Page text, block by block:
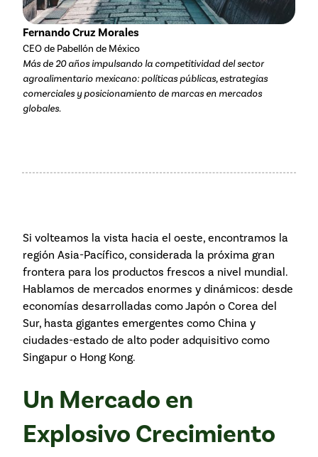
Fernando Cruz Morales
CEO de Pabellón de México
Más de 20 años impulsando la competitividad del sector
agroalimentario mexicano: políticas públicas, estrategias
comerciales y posicionamiento de marcas en mercados
globales.
Si volteamos la vista hacia el oeste, encontramos la
región Asia-Pacífico, considerada la próxima gran
frontera para los productos frescos a nivel mundial.
Hablamos de mercados enormes y dinámicos: desde
economías desarrolladas como Japón o Corea del
Sur, hasta gigantes emergentes como China y
ciudades-estado de alto poder adquisitivo como
Singapur o Hong Kong.
Un Mercado en
Explosivo Crecimiento